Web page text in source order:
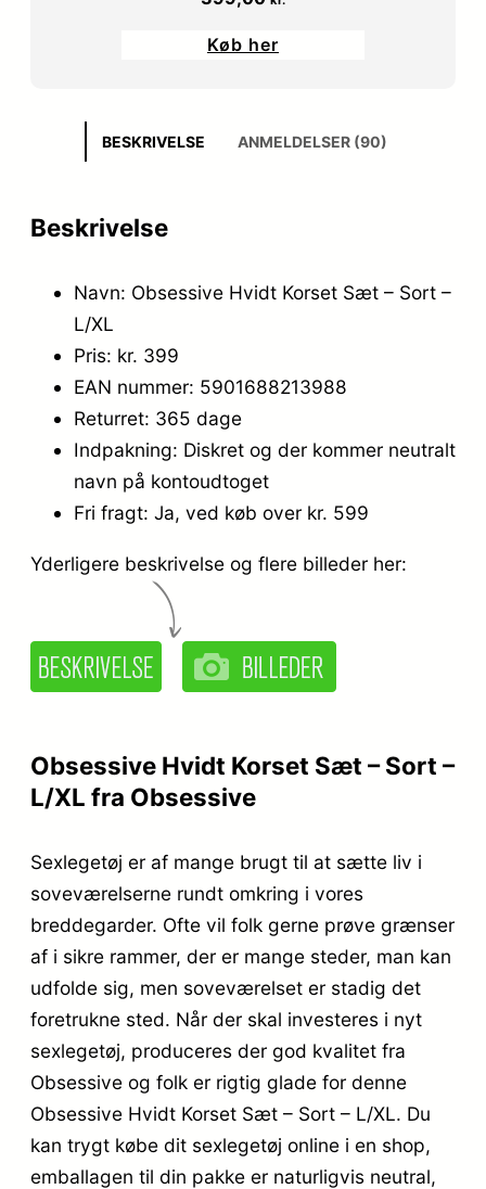
Køb her
BESKRIVELSE ANMELDELSER (90)
Beskrivelse
Navn: Obsessive Hvidt Korset Sæt – Sort –
L/XL
Pris: kr. 399
EAN nummer: 5901688213988
Returret: 365 dage
Indpakning: Diskret og der kommer neutralt
navn på kontoudtoget
Fri fragt: Ja, ved køb over kr. 599
Yderligere beskrivelse og flere billeder her:
Obsessive Hvidt Korset Sæt – Sort –
L/XL fra Obsessive
Sexlegetøj er af mange brugt til at sætte liv i
soveværelserne rundt omkring i vores
breddegarder. Ofte vil folk gerne prøve grænser
af i sikre rammer, der er mange steder, man kan
udfolde sig, men soveværelset er stadig det
foretrukne sted. Når der skal investeres i nyt
sexlegetøj, produceres der god kvalitet fra
Obsessive og folk er rigtig glade for denne
Obsessive Hvidt Korset Sæt – Sort – L/XL. Du
kan trygt købe dit sexlegetøj online i en shop,
emballagen til din pakke er naturligvis neutral,